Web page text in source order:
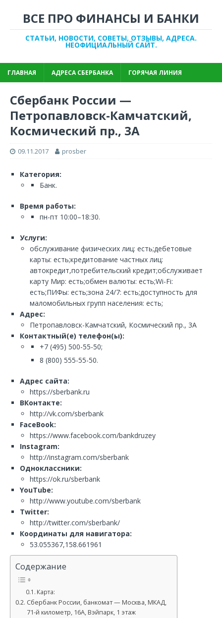
ВСЕ ПРО ФИНАНСЫ И БАНКИ
СТАТЬИ, НОВОСТИ, СОВЕТЫ, ОТЗЫВЫ, АДРЕСА.
НЕОФИЦИАЛЬНЫЙ САЙТ.
ГЛАВНАЯ АДРЕСА СБЕРБАНКА ГОРЯЧАЯ ЛИНИЯ
Сбербанк России —
Петропавловск-Камчатский,
Космический пр., 3А
09.11.2017 prosber
Категория:
Банк.
Время работы:
пн-пт 10:00–18:30.
Услуги:
обслуживание физических лиц: есть;дебетовые
карты: есть;кредитование частных лиц:
автокредит,потребительский кредит;обслуживает
карту Мир: есть;обмен валюты: есть;Wi-Fi:
есть;ПИФы: есть;зона 24/7: есть;доступность для
маломобильных групп населения: есть;
Адрес:
Петропавловск-Камчатский, Космический пр., 3А
Контактный(е) телефон(ы):
+7 (495) 500-55-50;
8 (800) 555-55-50.
Адрес сайта:
https://sberbank.ru
ВКонтакте:
http://vk.com/sberbank
FaceBook:
https://www.facebook.com/bankdruzey
Instagram:
http://instagram.com/sberbank
Одноклассники:
https://ok.ru/sberbank
YouTube:
http://www.youtube.com/sberbank
Twitter:
http://twitter.com/sberbank/
Координаты для навигатора:
53.055367,158.661961
Содержание
Карта:
Сбербанк России, банкомат — Москва, МКАД,
71-й километр, 16А, Вэйпарк, 1 этаж